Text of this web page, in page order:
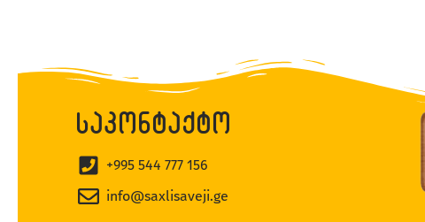
საკონტაქტო
+995 544 777 156
info@saxlisaveji.ge